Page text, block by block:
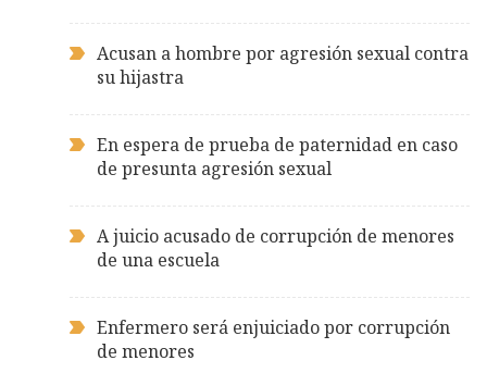
Acusan a hombre por agresión sexual contra
su hijastra
En espera de prueba de paternidad en caso
de presunta agresión sexual
A juicio acusado de corrupción de menores
de una escuela
Enfermero será enjuiciado por corrupción
de menores